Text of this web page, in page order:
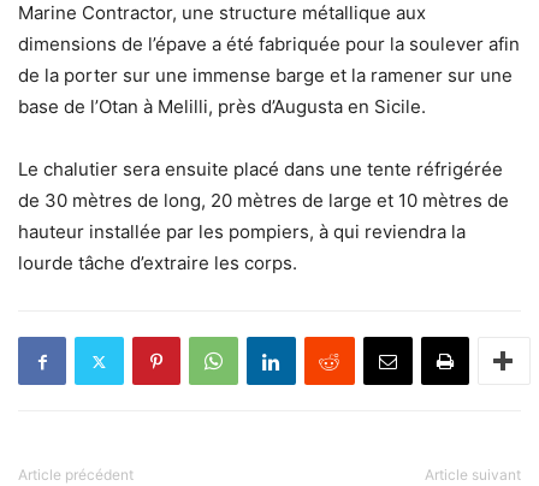
Marine Contractor, une structure métallique aux
dimensions de l’épave a été fabriquée pour la soulever afin
de la porter sur une immense barge et la ramener sur une
base de l’Otan à Melilli, près d’Augusta en Sicile.
Le chalutier sera ensuite placé dans une tente réfrigérée
de 30 mètres de long, 20 mètres de large et 10 mètres de
hauteur installée par les pompiers, à qui reviendra la
lourde tâche d’extraire les corps.
Article précédent Article suivant